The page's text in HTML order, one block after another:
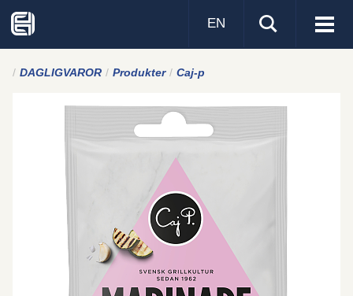
Visa
EN
DAGLIGVAROR Produkter Caj-p